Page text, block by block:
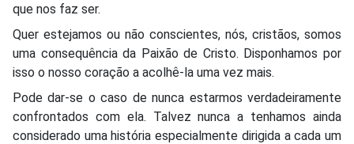
que nos faz ser.
Quer estejamos ou não conscientes, nós, cristãos, somos
uma consequência da Paixão de Cristo. Disponhamos por
isso o nosso coração a acolhê-la uma vez mais.
Pode dar-se o caso de nunca estarmos verdadeiramente
confrontados com ela. Talvez nunca a tenhamos ainda
considerado uma história especialmente dirigida a cada um